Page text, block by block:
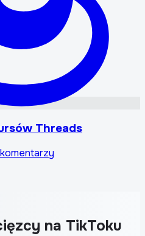
Threads
na TikToku